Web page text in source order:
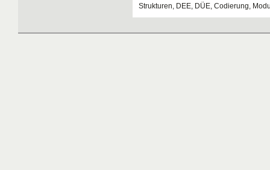
Strukturen, DEE, DÜ E, Codierung,